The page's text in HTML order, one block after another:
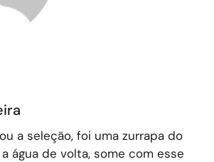
a seleção, foi uma zurrapa do
água de volta, some com esse